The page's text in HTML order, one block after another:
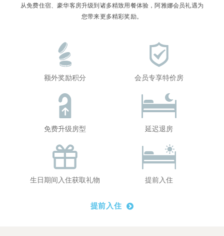
从免费住宿、豪华客房升级到诸多精致用餐体验，阿雅娜会员礼遇为
您带来更多精彩奖励。
额外奖励积分 会员专享特价房
免费升级房型 延迟退房
生日期间入住获取礼物 提前入住
提前入住